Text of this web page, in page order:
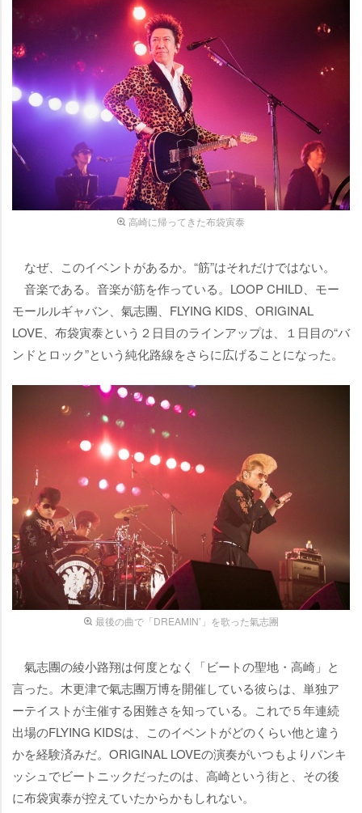
高崎に帰ってきた布袋寅泰
なぜ、このイベントがあるか。“筋”はそれだけではない。
音楽である。音楽が筋を作っている。LOOP CHILD、モー
モールルギャバン、氣志團、FLYING KIDS、ORIGINAL
LOVE、布袋寅泰という２日目のラインアップは、１日目の“バ
ンドとロック”という純化路線をさらに広げることになった。
最後の曲で「DREAMIN’」を歌った氣志團
氣志團の綾小路翔は何度となく「ビートの聖地・高崎」と
言った。木更津で氣志團万博を開催している彼らは、単独ア
ーテイストが主催する困難さを知っている。これで５年連続
出場のFLYING KIDSは、このイベントがどのくらい他と違う
かを経験済みだ。ORIGINAL LOVEの演奏がいつもよりパンキ
ッシュでビートニックだったのは、高崎という街と、その後
に布袋寅泰が控えていたからかもしれない。